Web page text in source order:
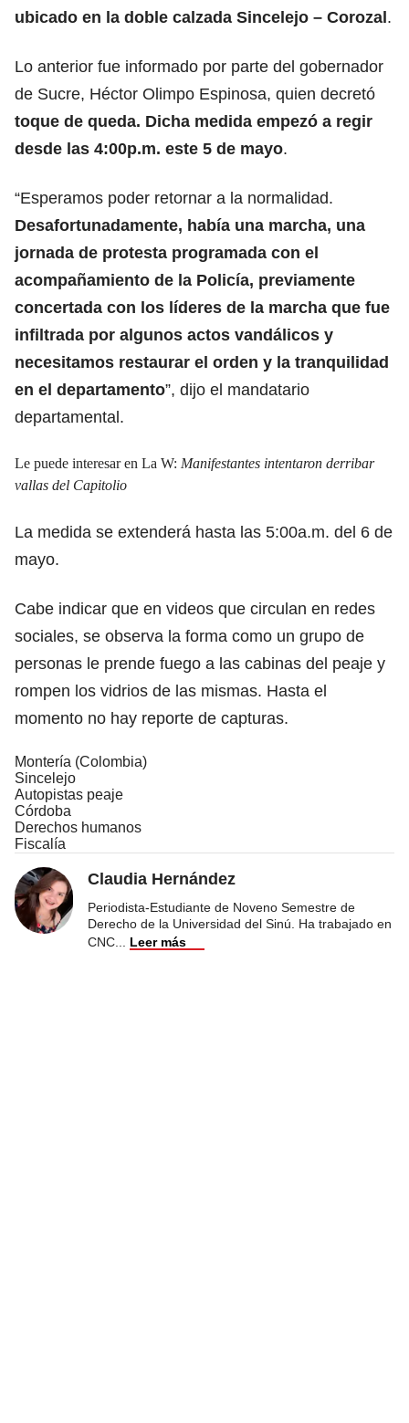
ubicado en la doble calzada Sincelejo – Corozal.
Lo anterior fue informado por parte del gobernador
de Sucre, Héctor Olimpo Espinosa, quien decretó
toque de queda. Dicha medida empezó a regir
desde las 4:00p.m. este 5 de mayo.
“Esperamos poder retornar a la normalidad.
Desafortunadamente, había una marcha, una
jornada de protesta programada con el
acompañamiento de la Policía, previamente
concertada con los líderes de la marcha que fue
infiltrada por algunos actos vandálicos y
necesitamos restaurar el orden y la tranquilidad
en el departamento”, dijo el mandatario
departamental.
Le puede interesar en La W: Manifestantes intentaron derribar
vallas del Capitolio
La medida se extenderá hasta las 5:00a.m. del 6 de
mayo.
Cabe indicar que en videos que circulan en redes
sociales, se observa la forma como un grupo de
personas le prende fuego a las cabinas del peaje y
rompen los vidrios de las mismas. Hasta el
momento no hay reporte de capturas.
Montería (Colombia)
Sincelejo
Autopistas peaje
Córdoba
Derechos humanos
Fiscalía
Claudia Hernández
Periodista-Estudiante de Noveno Semestre de
Derecho de la Universidad del Sinú. Ha trabajado en
CNC
Leer más